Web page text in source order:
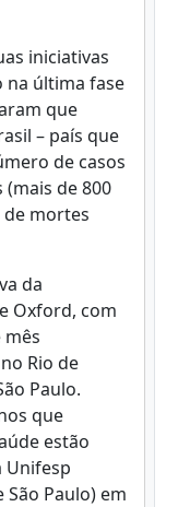
iniciativas
na última fase
que
– país que
de casos
de 800
mortes
da
Oxford, com
Rio de
Paulo.
que
estão
Unifesp
Paulo) em